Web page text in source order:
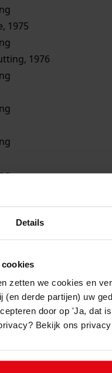
Details
zetten we cookies en
(en derde partijen) uw
door op 'Ja, dat
Bekijk ons
1975
1976